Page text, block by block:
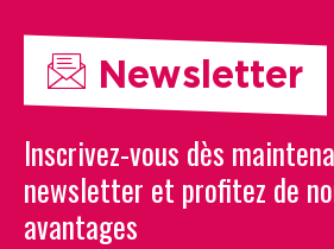
Newsletter
Inscrivez-vous dès
newsletter et profitez de
avantages